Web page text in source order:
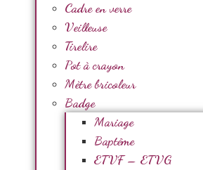
Cadre en verre
Veilleuse
Tirelire
Pot à crayon
Mètre bricoleur
Badge
Mariage
Baptême
ETVF – ETVG